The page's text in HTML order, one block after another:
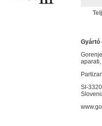
Gyártó
aparati,
SI-